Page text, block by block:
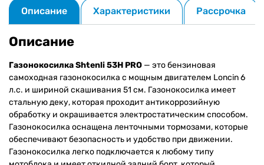
Описание Характеристики Рассрочка
Описание
Газонокосилка Shtenli 53H PRO — это бензиновая
самоходная газонокосилка с мощным двигателем Loncin 6
л.с. и шириной скашивания 51 см. Газонокосилка имеет
стальную деку, которая проходит антикоррозийную
обработку и окрашивается электростатическим способом.
Газонокосилка оснащена ленточными тормозами, которые
обеспечивают безопасность и удобство при движении.
Газонокосилка легко подключается к любому типу